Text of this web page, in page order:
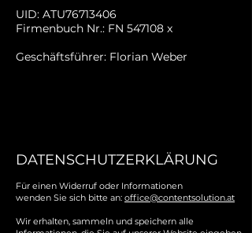
UID: ATU76713406
Firmenbuch Nr.: FN 547108 x
Geschäftsführer: Florian Weber
DATENSCHUTZERKLÄRUNG
Für einen Widerruf oder Informationen
wenden Sie sich bitte an: office@contentsolution.at
Wir erhalten, sammeln und speichern alle